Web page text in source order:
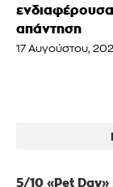
ενδιαφέρουσα
απάντηση
17 Αυγούστου,
5/10 «Pet Day»